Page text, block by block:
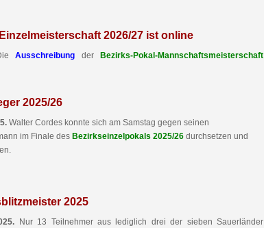
2026/27 ist online
Ausschreibung derBezirks-Pokal-Mannschaftsmeisterschaft
2025/26
Walter Cordes konnte sich am Samstag gegen seinen
im Finale des Bezirkseinzelpokals 2025/26 durchsetzen und
2025
Nur 13 Teilnehmer aus lediglich drei der sieben Sauerländer